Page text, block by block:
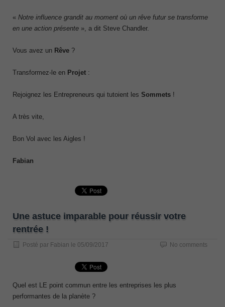
« Notre influence grandit au moment où un rêve futur se transforme
en une action présente », a dit Steve Chandler.
Vous avez un Rêve ?
Transformez-le en Projet :
Rejoignez les Entrepreneurs qui tutoient les Sommets !
A très vite,
Bon Vol avec les Aigles !
Fabian
Une astuce imparable pour réussir votre
rentrée !
Posté par Fabian le 05/09/2017 No comments
Quel est LE point commun entre les entreprises les plus
performantes de la planète ?